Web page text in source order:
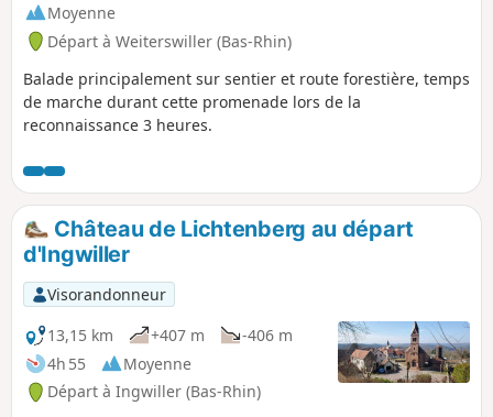
Moyenne
Départ à Weiterswiller (Bas-Rhin)
Balade principalement sur sentier et route forestière, temps
de marche durant cette promenade lors de la
reconnaissance 3 heures.
Château de Lichtenberg au départ
d'Ingwiller
Visorandonneur
13,15 km
+407 m
-406 m
4h 55
Moyenne
Départ à Ingwiller (Bas-Rhin)